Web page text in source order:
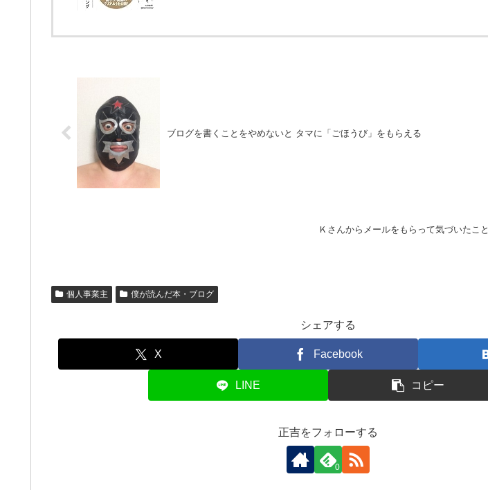
ブログを書くことをやめないと タマに「ごほうび」をもらえる
Ｋさんからメールをもらって気づいたこと
個人事業主 僕が読んだ本・ブログ
シェアする
X Facebook
LINE コピー
正吉をフォローする
0